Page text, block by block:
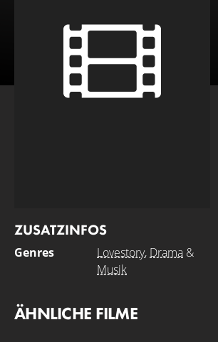
ZUSATZINFOS
Genres Lovestory, Drama &
Musik
ÄHNLICHE FILME